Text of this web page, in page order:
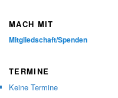
MACH MIT
Mitgliedschaft/Spenden
TERMINE
Keine Termine